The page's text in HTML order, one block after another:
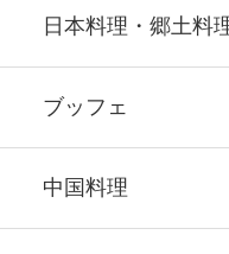
日本料理・郷土料
ブッフェ
中国料理